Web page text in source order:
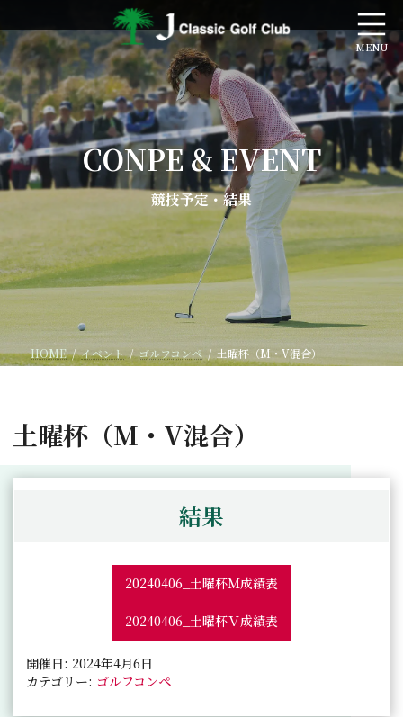
ン
テ
ン
ツ
へ
ス
キ
ッ
プ
ビ
ゲ
ー
シ
ョ
ン
に
移
動
CONPE & EVENT
競技予定・結果
HOME イベント ゴルフコンペ 土曜杯（M・V混合）
土曜杯（M・V混合）
結果
20240406_土曜杯Ｍ成績表
20240406_土曜杯Ｖ成績表
開催日: 2024年4月6日
カテゴリー: ゴルフコンペ